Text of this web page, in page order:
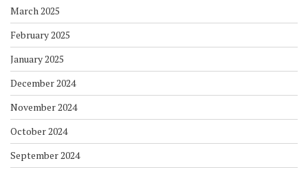
March 2025
February 2025
January 2025
December 2024
November 2024
October 2024
September 2024